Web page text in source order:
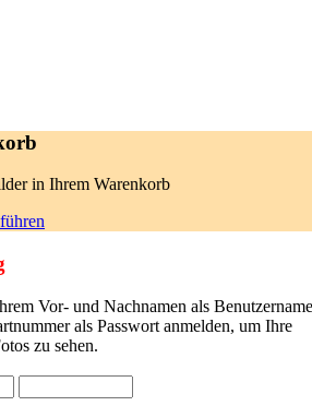
in Ihrem Warenkorb
Vor- und Nachnamen als
als Passwort anmelden, um Ihre
zu sehen.